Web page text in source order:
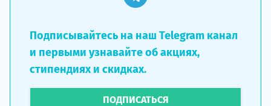
Подписывайтесь на наш Telegram канал
и первыми узнавайте об акциях,
стипендиях и скидках.
ПОДПИСАТЬСЯ